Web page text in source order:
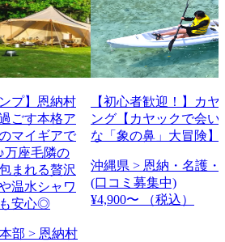
プ】恩納村
ごす本格ア
マイギアで
万座毛隣の
まれる贅沢
温水シャワ
安心◎
部 > 恩納村
【初心者歓迎！】カ
ング【カヤックで会い
な「象の鼻」大冒険】
沖縄県 > 恩納・名護・
(口コミ募集中)
¥4,900〜
（税込）